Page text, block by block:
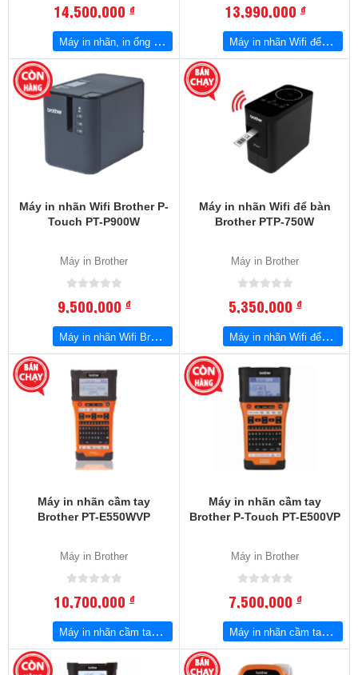
14,500,000đ
Máy in nhãn, in ống Brother P-Touch PT-E800T
13,990,000đ
Máy in nhãn Wifi để bàn Brother PTP-950NW
Máy in nhãn Wifi Brother P-
Touch PT-P900W
Máy in Brother
9,500,000đ
Máy in nhãn Wifi Brother P-Touch PT-P900W
Máy in nhãn Wifi để bàn
Brother PTP-750W
Máy in Brother
5,350,000đ
Máy in nhãn Wifi để bàn Brother PTP-750W
Máy in nhãn cầm tay
Brother PT-E550WVP
Máy in Brother
10,700,000đ
Máy in nhãn cầm tay Brother PT-E550WVP
Máy in nhãn cầm tay
Brother P-Touch PT-E500VP
Máy in Brother
7,500,000đ
Máy in nhãn cầm tay Brother P-Touch PT-E500VP